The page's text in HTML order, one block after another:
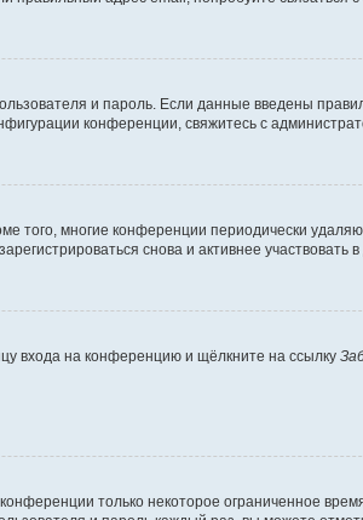
и пароль. Если данные введены
конференции, свяжитесь с
того, многие конференции периодически
снова и активнее участвовать в
входа на конференцию и щёлкните на ссылку
только некоторое ограниченное